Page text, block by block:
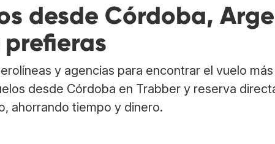
desde Córdoba,
y agencias para encontrar el vuelo
desde Córdoba en Trabber y reserva
ahorrando tiempo y dinero.